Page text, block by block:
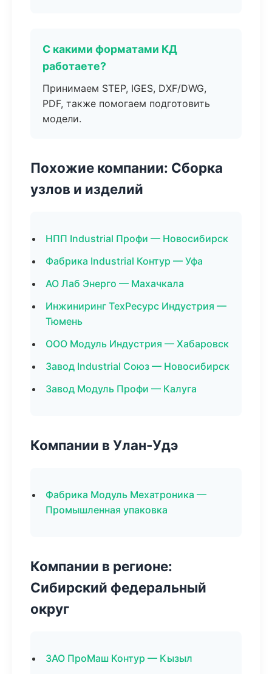
С какими форматами КД
работаете?
Принимаем STEP, IGES, DXF/DWG,
PDF, также помогаем подготовить
модели.
Похожие компании: Сборка
узлов и изделий
НПП Industrial Профи — Новосибирск
Фабрика Industrial Контур — Уфа
АО Лаб Энерго — Махачкала
Инжиниринг ТехРесурс Индустрия —
Тюмень
ООО Модуль Индустрия — Хабаровск
Завод Industrial Союз — Новосибирск
Завод Модуль Профи — Калуга
Компании в Улан-Удэ
Фабрика Модуль Мехатроника —
Промышленная упаковка
Компании в регионе:
Сибирский федеральный
округ
ЗАО ПроМаш Контур — Кызыл